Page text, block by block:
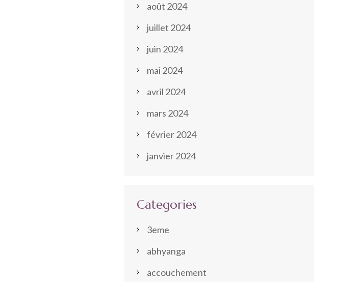
août 2024
juillet 2024
juin 2024
mai 2024
avril 2024
mars 2024
février 2024
janvier 2024
Categories
3eme
abhyanga
accouchement